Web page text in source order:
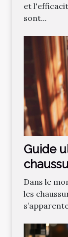
et
sont...
Guide
velours
Dans le
les